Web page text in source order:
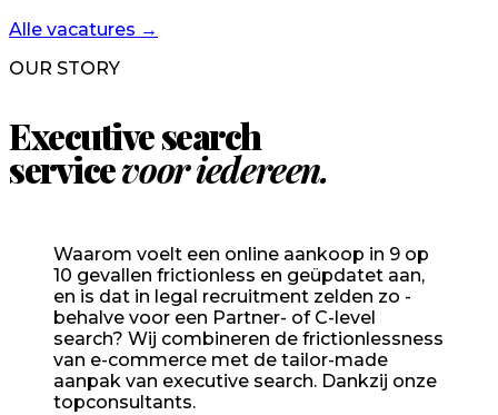
Alle vacatures →
OUR STORY
Executive search
servicevoor iedereen.
Waarom voelt een online aankoop in 9 op
10 gevallen frictionless en geüpdatet aan,
en is dat in legal recruitment zelden zo -
behalve voor een Partner- of C-level
search? Wij combineren de frictionlessness
van e-commerce met de tailor-made
aanpak van executive search. Dankzij onze
topconsultants.